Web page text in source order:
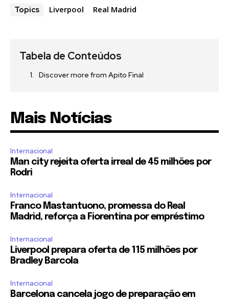
Topics Liverpool Real Madrid
Tabela de Conteúdos
Discover more from Apito Final
Mais Notícias
Internacional
Man city rejeita oferta irreal de 45 milhões por
Rodri
Internacional
Franco Mastantuono, promessa do Real
Madrid, reforça a Fiorentina por empréstimo
Internacional
Liverpool prepara oferta de 115 milhões por
Bradley Barcola
Internacional
Barcelona cancela jogo de preparação em